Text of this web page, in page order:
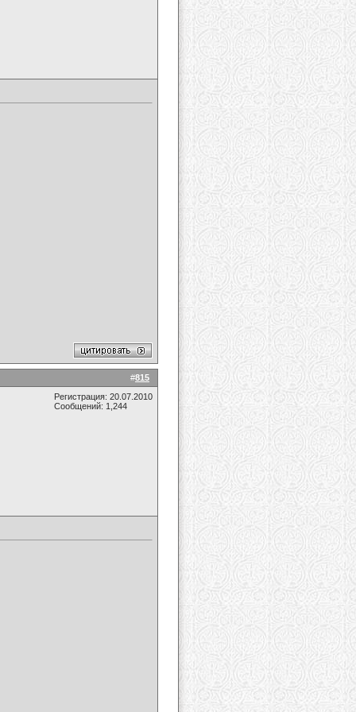
#815
Регистрация: 20.07.2010
Сообщений: 1,244